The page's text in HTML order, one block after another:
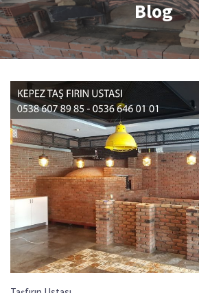
Blog